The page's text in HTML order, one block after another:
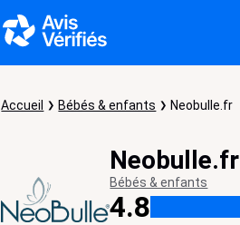
Accueil Bébés & enfants Neobulle.fr
Neobulle.fr
Bébés & enfants
4.8